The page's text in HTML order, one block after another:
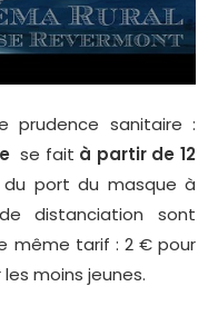
prudence sanitaire :
se fait à partir de 12
du port du masque à
distanciation sont
même tarif : 2 € pour
moins jeunes.